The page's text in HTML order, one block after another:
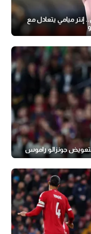
ميامي يتعادل مع
جونزالو راموس